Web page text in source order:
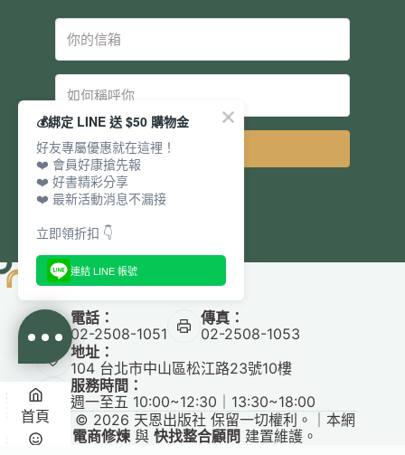
電話：
02-2508-1051
傳真：
02-2508-1053
地址：
104 台北市中山區松江路23號10樓
服務時間：
週一至五 10:00~12:30｜13:30~18:00
Copyright © 2026 天恩出版社 保留一切權利。｜本網
站由 電商修煉與快找整合顧問 建置維護。
首頁
💰綁定 LINE 送 $50 購物金
好友專屬優惠就在這裡！
❤️ 會員好康搶先報
❤️ 好書精彩分享
❤️ 最新活動消息不漏接
立即領折扣 👇
連結 LINE 帳號